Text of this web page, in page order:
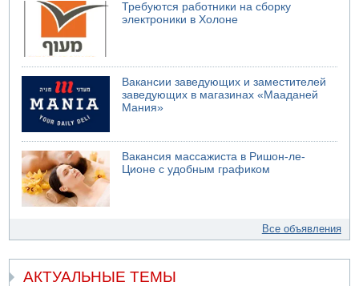
Требуются работники на сборку
электроники в Холоне
Вакансии заведующих и заместителей
заведующих в магазинах «Мааданей
Мания»
Вакансия массажиста в Ришон-ле-
Ционе с удобным графиком
Все объявления
АКТУАЛЬНЫЕ ТЕМЫ